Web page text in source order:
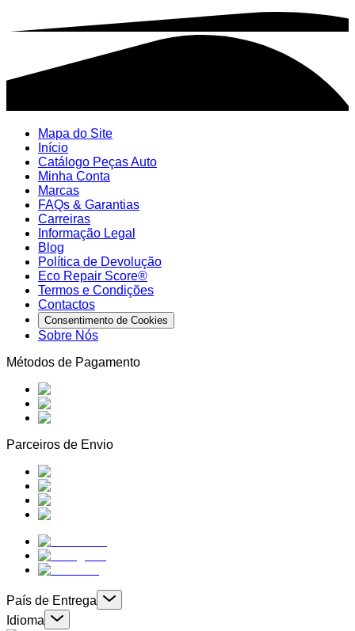
Mapa do Site
Início
Catálogo Peças Auto
Minha Conta
Marcas
FAQs & Garantias
Carreiras
Informação Legal
Blog
Política de Devolução
Eco Repair Score®
Termos e Condições
Contactos
Consentimento de Cookies
Sobre Nós
Métodos de Pagamento
Parceiros de Envio
País de Entrega
Idioma